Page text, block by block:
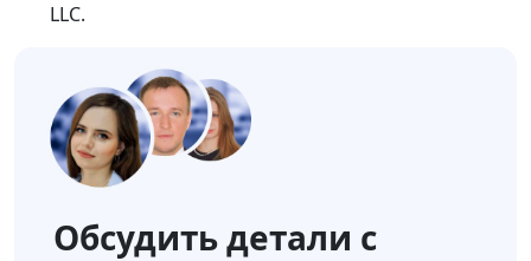
LLC.
Обсудить детали с